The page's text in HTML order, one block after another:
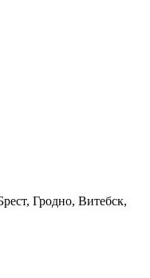
Гродно, Витебск,